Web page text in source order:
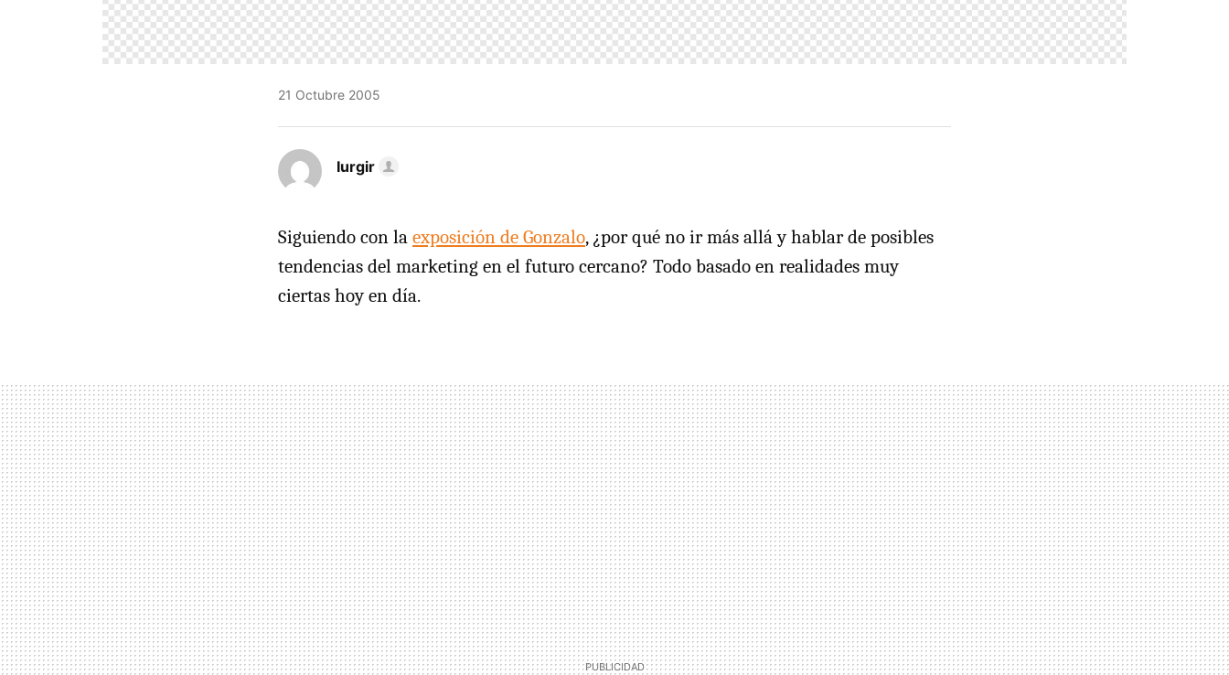
21 Octubre 2005
Iurgir
Siguiendo con la exposición de Gonzalo, ¿por qué no ir más allá y hablar de posibles
tendencias del marketing en el futuro cercano? Todo basado en realidades muy
ciertas hoy en día.